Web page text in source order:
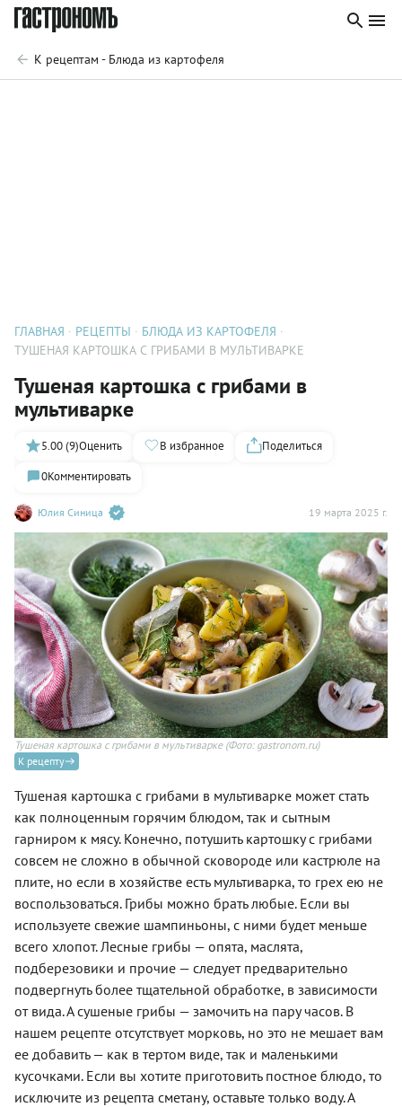
К рецептам - Блюда из картофеля
ГЛАВНАЯ РЕЦЕПТЫ
БЛЮДА ИЗ КАРТОФЕЛЯ
ТУШЕНАЯ КАРТОШКА С ГРИБАМИ В МУЛЬТИВАРКЕ
Тушеная картошка с грибами в
мультиварке
Юлия Синица 19 марта 2025 г.
5.00 (9)Оценить В избранное
Поделиться
0Комментировать
Тушеная картошка с грибами в мультиварке(Фото: gastronom.ru)
К рецепту
Тушеная картошка с грибами в мультиварке может стать
как полноценным горячим блюдом, так и сытным
гарниром к мясу. Конечно, потушить картошку с грибами
совсем не сложно в обычной сковороде или кастрюле на
плите, но если в хозяйстве есть мультиварка, то грех ею не
воспользоваться. Грибы можно брать любые. Если вы
используете свежие шампиньоны, с ними будет меньше
всего хлопот. Лесные грибы — опята, маслята,
подберезовики и прочие — следует предварительно
подвергнуть более тщательной обработке, в зависимости
от вида. А сушеные грибы — замочить на пару часов. В
нашем рецепте отсутствует морковь, но это не мешает вам
ее добавить — как в тертом виде, так и маленькими
кусочками. Если вы хотите приготовить постное блюдо, то
исключите из рецепта сметану, оставьте только воду. А